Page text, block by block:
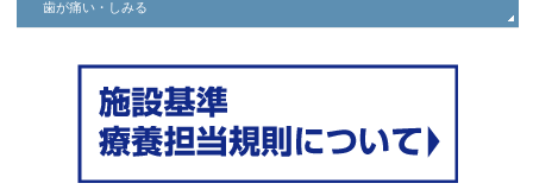
歯が痛い・しみる